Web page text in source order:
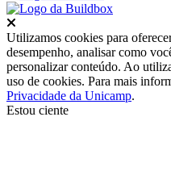
Utilizamos cookies para
desempenho, analisar como
personalizar conteúdo. Ao
uso de cookies. Para mais
Privacidade da Unicamp.
Estou ciente